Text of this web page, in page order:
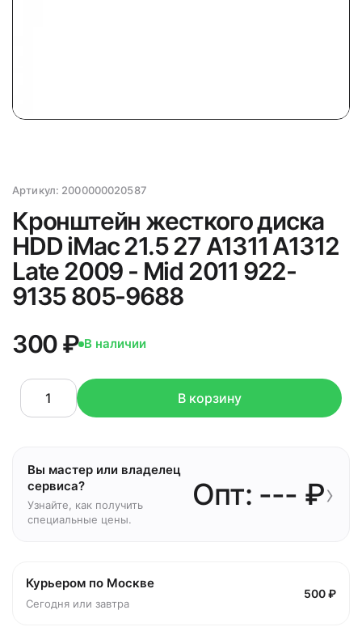
Артикул: 2000000020587
Кронштейн жесткого диска
HDD iMac 21.5 27 A1311 A1312
Late 2009 - Mid 2011 922-
9135 805-9688
300 ₽ В наличии
В корзину
Вы мастер или владелец
сервиса?
Узнайте, как получить
специальные цены.
Опт: --- ₽›
Курьером по Москве
Сегодня или завтра
500 ₽